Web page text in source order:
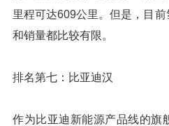
里程可达609公里。但是，目
和销量都比较有限。
排名第七：比亚迪汉
作为比亚迪新能源产品线的旗